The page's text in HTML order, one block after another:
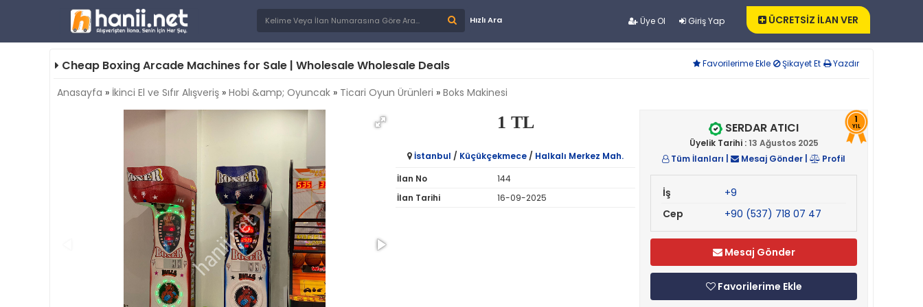
Üye Ol Giriş Yap
Hızlı Ara ÜCRETSİZ İLAN VER
Cheap Boxing Arcade Machines for Sale | Wholesale Wholesale Deals Favorilerime Ekle Şikayet Et Yazdır
Anasayfa » İkinci El ve Sıfır Alışveriş » Hobi &amp; Oyuncak » Ticari Oyun Ürünleri » Boks Makinesi
1 TL
İstanbul / Küçükçekmece / Halkalı Merkez Mah.
İlan No
144
İlan Tarihi
16-09-2025
1
YIL
SERDAR ATICI
Üyelik Tarihi :13 Ağustos 2025
Tüm İlanları | Mesaj Gönder | Profil
İş
+9
Cep
+90 (537) 718 07 47
Mesaj Gönder
Favorilerime Ekle